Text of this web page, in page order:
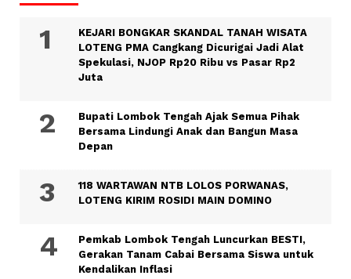
KEJARI BONGKAR SKANDAL TANAH WISATA
LOTENG PMA Cangkang Dicurigai Jadi Alat
Spekulasi, NJOP Rp20 Ribu vs Pasar Rp2
Juta
Bupati Lombok Tengah Ajak Semua Pihak
Bersama Lindungi Anak dan Bangun Masa
Depan
118 WARTAWAN NTB LOLOS PORWANAS,
LOTENG KIRIM ROSIDI MAIN DOMINO
Pemkab Lombok Tengah Luncurkan BESTI,
Gerakan Tanam Cabai Bersama Siswa untuk
Kendalikan Inflasi